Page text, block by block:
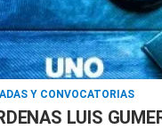
Y CONVOCATORIAS
LUIS